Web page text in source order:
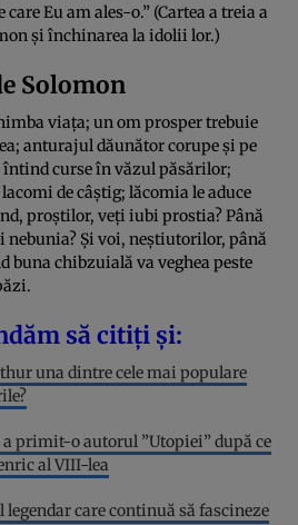
Eu am ales-o.” (Cartea a treia a
și închinarea la idolii lor.)
Solomon
viața; un om prosper trebuie
anturajul dăunător corupe și pe
întind curse în văzul păsărilor;
de câştig; lăcomia le aduce
proştilor, veţi iubi prostia? Până
nebunia? Şi voi, neştiutorilor, până
buna chibzuială va veghea peste
să citiți și:
una dintre cele mai populare
a primit-o autorul ”Utopiei” după ce
al VIII-lea
care continuă să fascineze